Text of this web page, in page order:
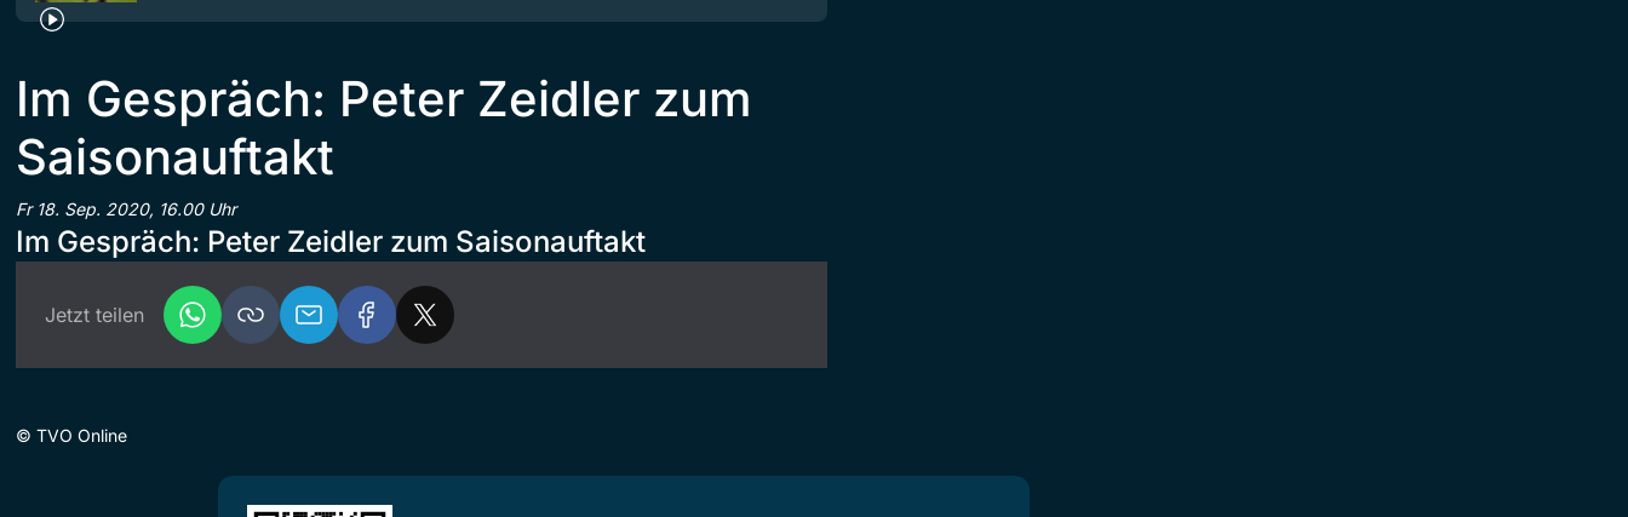
Im Gespräch: Peter Zeidler zum
Saisonauftakt
Fr 18. Sep. 2020, 16.00 Uhr
Im Gespräch: Peter Zeidler zum Saisonauftakt
Jetzt teilen
© TVO Online